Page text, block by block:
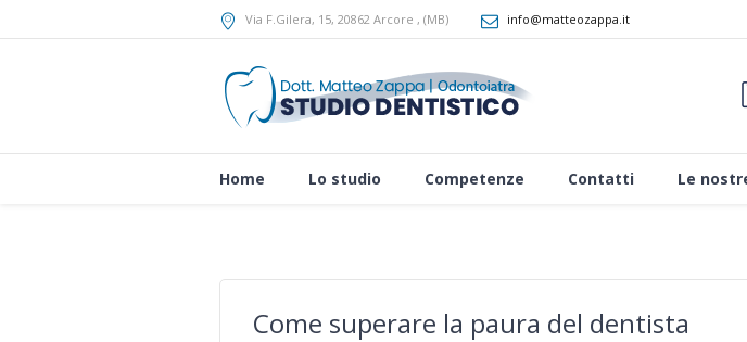
Via F.Gilera, 15, 20862 Arcore , (MB) info@matteozappa.it
Home Lo studio Competenze Contatti Le
Come superare la paura del dentista